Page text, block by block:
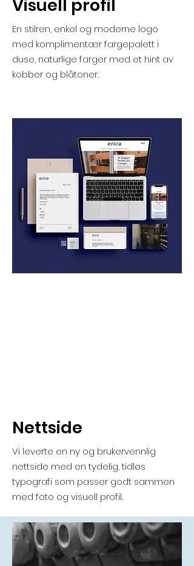
Visuell profil
En stilren, enkel og moderne logo
med komplimentær fargepalett i
duse, naturlige farger med et hint av
kobber og blåtoner.
Nettside
Vi leverte en ny og brukervennlig
nettside med en tydelig, tidløs
typografi som passer godt sammen
med foto og visuell profil.